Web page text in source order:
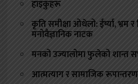
हाइकुहरू
कृति समीक्षा ओथेलो: ईर्ष्या, भ्रम
मनोवैज्ञानिक नाटक
मनको उज्यालोमा फुलेको शान्त
आत्मत्याग र सामाजिक